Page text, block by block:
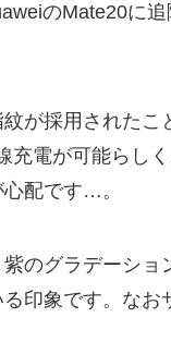
のMate20に
が採用された
電が可能らしく
配です…。
のグラデーシ
印象です。な